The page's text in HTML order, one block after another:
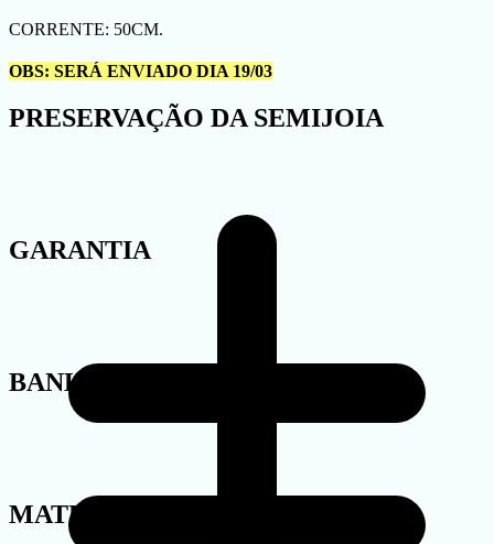
CORRENTE: 50CM.
OBS: SERÁ ENVIADO DIA 19/03
PRESERVAÇÃO DA SEMIJOIA
GARANTIA
BANHO
MATERIAL